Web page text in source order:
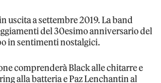
uscita a settembre 2019. La band
del 30esimo anniversario del
in sentimenti nostalgici.
comprenderà Black alle chitarre e
alla batteria e Paz Lenchantin al